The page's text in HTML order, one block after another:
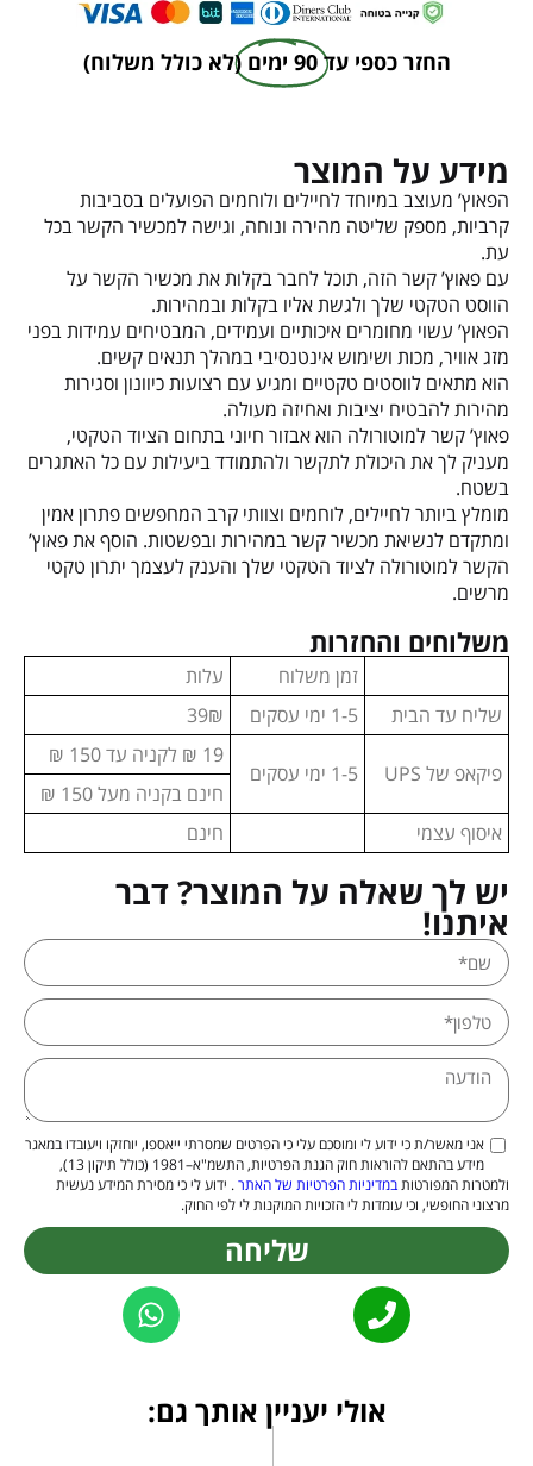
החזר כספי עד 90 ימים (לא כולל משלוח)
מידע על המוצר
הפאוץ’ מעוצב במיוחד לחיילים ולוחמים הפועלים בסביבות
קרביות, מספק שליטה מהירה ונוחה, וגישה למכשיר הקשר בכל
עת.
עם פאוץ’ קשר הזה, תוכל לחבר בקלות את מכשיר הקשר על
הווסט הטקטי שלך ולגשת אליו בקלות ובמהירות.
הפאוץ’ עשוי מחומרים איכותיים ועמידים, המבטיחים עמידות בפני
מזג אוויר, מכות ושימוש אינטנסיבי במהלך תנאים קשים.
הוא מתאים לווסטים טקטיים ומגיע עם רצועות כיוונון וסגירות
מהירות להבטיח יציבות ואחיזה מעולה.
פאוץ’ קשר למוטורולה הוא אבזור חיוני בתחום הציוד הטקטי,
מעניק לך את היכולת לתקשר ולהתמודד ביעילות עם כל האתגרים
בשטח.
מומלץ ביותר לחיילים, לוחמים וצוותי קרב המחפשים פתרון אמין
ומתקדם לנשיאת מכשיר קשר במהירות ובפשטות. הוסף את פאוץ’
הקשר למוטורולה לציוד הטקטי שלך והענק לעצמך יתרון טקטי
מרשים.
משלוחים והחזרות
זמן משלוח
עלות
שליח עד הבית
1-5 ימי עסקים 39₪
פיקאפ של UPS 1-5 ימי עסקים
19 ₪ לקניה עד 150 ₪
חינם בקניה מעל 150 ₪
איסוף עצמי
חינם
יש לך שאלה על המוצר? דבר
איתנו!
אני מאשר/ת כי ידוע לי ומוסכם עלי כי הפרטים שמסרתי ייאספו, יוחזקו ויעובדו במאגר
מידע בהתאם להוראות חוק הגנת הפרטיות, התשמ"א–1981 (כולל תיקון 13),
ולמטרות המפורטותבמדיניות הפרטיות של האתר. ידוע לי כי מסירת המידע נעשית
מרצוני החופשי, וכי עומדות לי הזכויות המוקנות לי לפי החוק.
שליחה
אולי יעניין אותך גם: